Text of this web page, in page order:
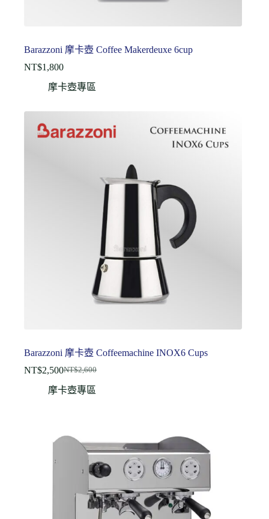
Barazzoni 摩卡壺 Coffee Makerdeuxe 6cup
NT$1,800
摩卡壺專區
Barazzoni 摩卡壺 Coffeemachine INOX6 Cups
NT$2,600
NT$2,500
摩卡壺專區